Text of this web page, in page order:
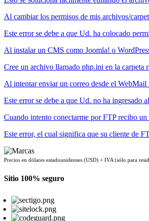
Al cambiar los permisos de mis archivos/
Este error se debe a que Ud. ha colocado
Al instalar un CMS como Joomla! o
Cree un archivo llamado php.ini en la
Al intentar enviar un correo desde el
Este error se debe a que Ud. no ha ingresado
Cuando intento conectarme por FTP recibo
Este error, el cual significa que su cliente de
Precios en dólares estadounidenses (USD) + IVA (sólo para
Sitio 100% seguro